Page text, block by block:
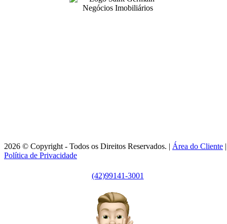
2026 © Copyright - Todos os Direitos Reservados. | Área do Cliente |
Política de Privacidade
(42)99141-3001